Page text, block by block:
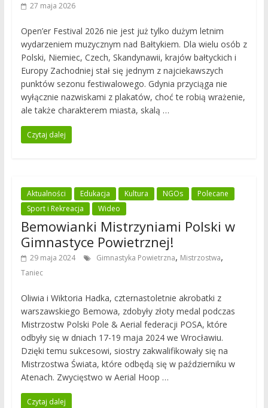
27 maja 2026
Open’er Festival 2026 nie jest już tylko dużym letnim
wydarzeniem muzycznym nad Bałtykiem. Dla wielu osób z
Polski, Niemiec, Czech, Skandynawii, krajów bałtyckich i
Europy Zachodniej stał się jednym z najciekawszych
punktów sezonu festiwalowego. Gdynia przyciąga nie
wyłącznie nazwiskami z plakatów, choć te robią wrażenie,
ale także charakterem miasta, skalą …
Czytaj dalej
Aktualności Edukacja Kultura NGOs
Polecane
Sport i Rekreacja
Wideo
Bemowianki Mistrzyniami Polski w
Gimnastyce Powietrznej!
29 maja 2024 Gimnastyka Powietrzna, Mistrzostwa,
Taniec
Oliwia i Wiktoria Hadka, czternastoletnie akrobatki z
warszawskiego Bemowa, zdobyły złoty medal podczas
Mistrzostw Polski Pole & Aerial federacji POSA, które
odbyły się w dniach 17-19 maja 2024 we Wrocławiu.
Dzięki temu sukcesowi, siostry zakwalifikowały się na
Mistrzostwa Świata, które odbędą się w październiku w
Atenach. Zwycięstwo w Aerial Hoop …
Czytaj dalej